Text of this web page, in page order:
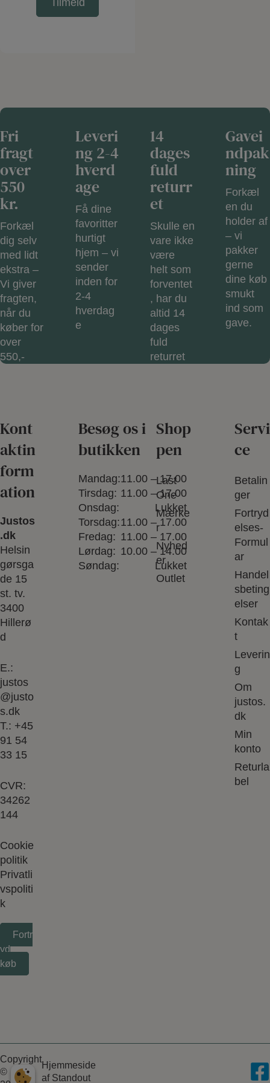
Fri
fragt
over
550
kr.
Forkæl
dig selv
med lidt
ekstra –
Vi giver
fragten,
når du
køber for
over
550,-
Leveri
ng 2-4
hverd
age
Få dine
favoritter
hurtigt
hjem – vi
sender
inden for
2-4
hverdag
e
14
dages
fuld
returr
et
Skulle en
vare ikke
være
helt som
forventet
, har du
altid 14
dages
fuld
returret
Gavei
ndpak
ning
Forkæl
en du
holder af
– vi
pakker
gerne
dine køb
smukt
ind som
gave.
Kont
aktin
form
ation
Justos
.dk
Helsin
gørsga
de 15
st. tv.
3400
Hillerø
d
E.:
justos
@justo
s.dk
T.: +45
91 54
33 15
CVR:
34262
144
Cookie
politik
Privatli
vspoliti
k
Fortr
yd
køb
Besøg os i
butikken
Mandag:11.00 – 17.00
Tirsdag: 11.00 – 17.00
Onsdag:
Lukket
Torsdag: 11.00 – 17.00
Fredag: 11.00 – 17.00
Lørdag: 10.00 – 14.00
Søndag:
Lukket
Shop
pen
Last
One
Mærke
r
Nyhed
er
Outlet
Servi
ce
Betalin
ger
Fortryd
elses-
Formul
ar
Handel
sbeting
elser
Kontak
t
Leverin
g
Om
justos.
dk
Min
konto
Returla
bel
Copyright
©
Hjemmeside
af Standout